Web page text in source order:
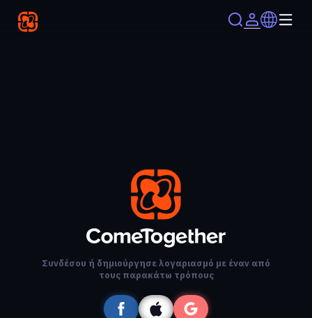
Συνδέσου ή δημιούργησε λογαριασμό με έναν από
τους παρακάτω τρόπους